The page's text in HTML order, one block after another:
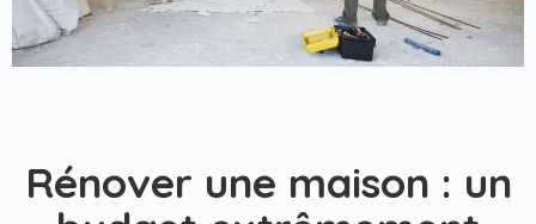
Rénover une maison : un